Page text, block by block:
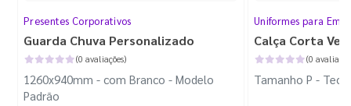
Presentes Corporativos
Guarda Chuva Personalizado
(0 avaliações)
1260x940mm - com Branco - Modelo
Padrão
Uniformes para
Calça Corta
(0
Tamanho P -